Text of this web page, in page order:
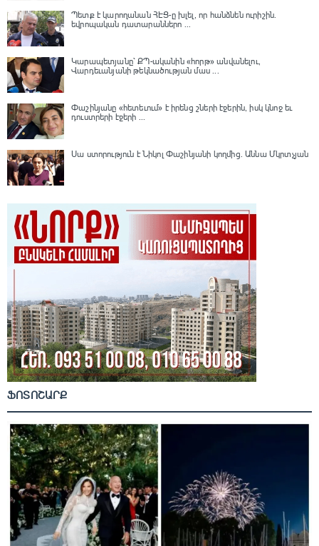
Պետք է կարողանան ՀԷՑ-ը խլել, որ հանձնեն ուրիշին.
եվրոպական դատարաններո ...
Կարապետյանը՝ ՔՊ-ականին «հորթ» անվանելու,
Վարդեւանյանի թեկնածության մաս ...
Փաշինյանը «հետեւում» է իրենց շների էջերին, իսկ կնոջ եւ
դուստրերի էջերի ...
Սա ստորություն է Նիկոլ Փաշինյանի կողմից․ Աննա Մկրտչյան
ՖՈՏՈՇԱՐՔ